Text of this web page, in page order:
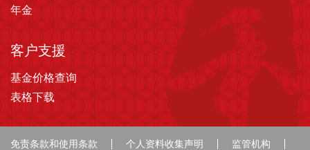
年金
客户支援
基金价格查询
表格下载
免责条款和使用条款 个人资料收集声明 监管机构